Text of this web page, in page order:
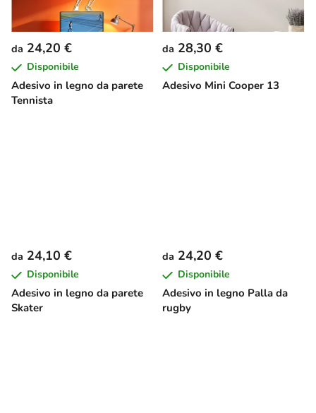
Adesivo in legno da parete
Tennista
da 24,20 €
Disponibile
Adesivo Mini Cooper 13
da 28,30 €
Disponibile
Adesivo in legno da parete
Skater
da 24,10 €
Disponibile
Adesivo in legno Palla da
rugby
da 24,20 €
Disponibile